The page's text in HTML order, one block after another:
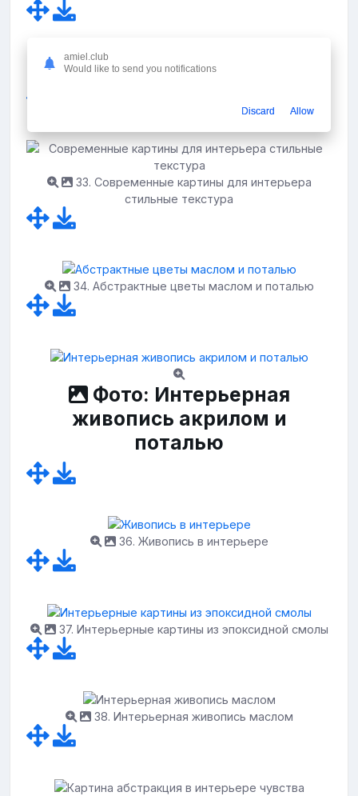
33. Современные картины для интерьера
стильные текстура
34. Абстрактные цветы маслом и поталью
Фото: Интерьерная
живопись акрилом и
поталью
36. Живопись в интерьере
37. Интерьерные картины из эпоксидной смолы
38. Интерьерная живопись маслом
amiel.club
Would like to send you notifications
Discard Allow